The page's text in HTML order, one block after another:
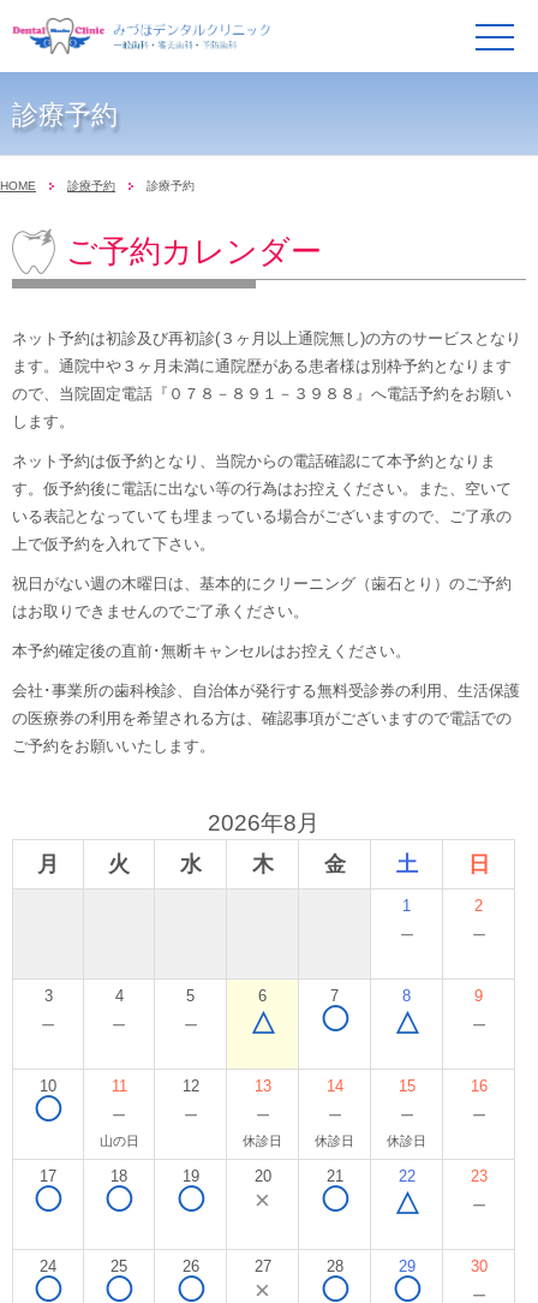
メ
ニ
ュ
診療予約
HOME 診療予約 診療予約
ご予約カレンダー
ネット予約は初診及び再初診(３ヶ月以上通院無し)の方のサービスとなり
ます。通院中や３ヶ月未満に通院歴がある患者様は別枠予約となります
ので、当院固定電話『０７８－８９１－３９８８』へ電話予約をお願い
します。
ネット予約は仮予約となり、当院からの電話確認にて本予約となりま
す。仮予約後に電話に出ない等の行為はお控えください。また、空いて
いる表記となっていても埋まっている場合がございますので、ご了承の
上で仮予約を入れて下さい。
祝日がない週の木曜日は、基本的にクリーニング（歯石とり）のご予約
はお取りできませんのでご了承ください。
本予約確定後の直前･無断キャンセルはお控えください。
会社･事業所の歯科検診、自治体が発行する無料受診券の利用、生活保護
の医療券の利用を希望される方は、確認事項がございますので電話での
ご予約をお願いいたします。
2026年8月
月 火 水 木 金 土 日
1
－
2
－
3
－
4
－
5
－
6
△
7
◯
8
△
9
－
10
◯
11
－
山の日
12
－
13
－
休診日
14
－
休診日
15
－
休診日
16
－
17
◯
18
◯
19
◯
20
×
21
◯
22
△
23
－
24
◯
25
◯
26
◯
27
×
28
◯
29
◯
30
－